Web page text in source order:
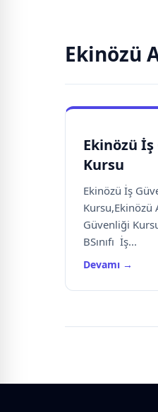
Ekinözü
Ekinözü
Kursu
Ekinözü İş
Kursu,Ekinözü
Güvenliği
BSınıfı İş...
Devamı →